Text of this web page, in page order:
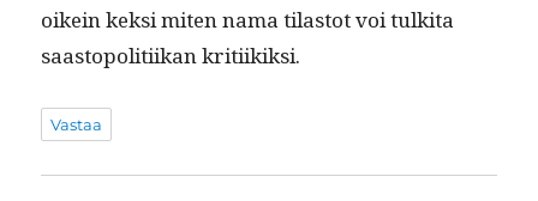
oikein kek­si miten nama tilas­tot voi tulki­ta
saastopoli­ti­ikan kritiikiksi.
Vastaa